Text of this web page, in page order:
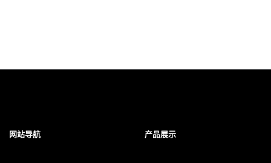
网站导航 产品展示